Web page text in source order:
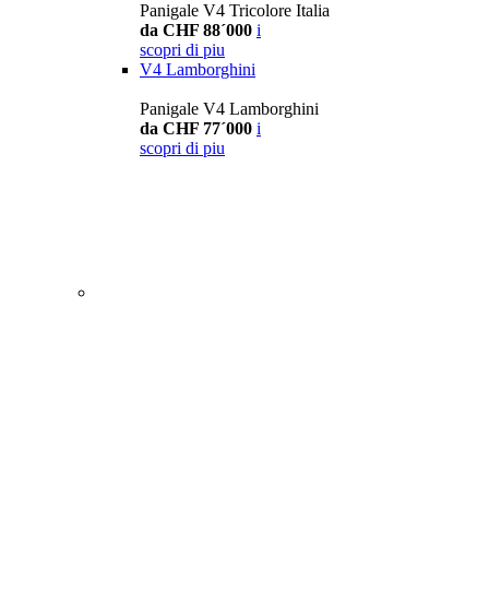
Panigale V4 Tricolore Italia
da CHF 88´000 i
scopri di piu
V4 Lamborghini
Panigale V4 Lamborghini
da CHF 77´000 i
scopri di piu